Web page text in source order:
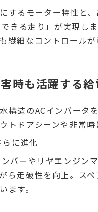
するモーター特性と
きる走り」が実現し
繊細なコントロールが
時も活躍する
構造のACインバータ
トドアシーンや非常時
に進化
バーやリヤエンジン
ら走破性を向上。ス
ます。